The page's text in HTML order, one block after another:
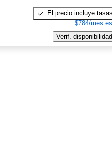
El precio incluye tasas
$784/mes
Verif. disponibilidad